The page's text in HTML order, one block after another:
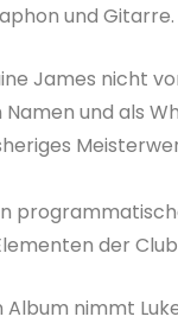
und Gitarre.
James nicht
und als
der
nimmt